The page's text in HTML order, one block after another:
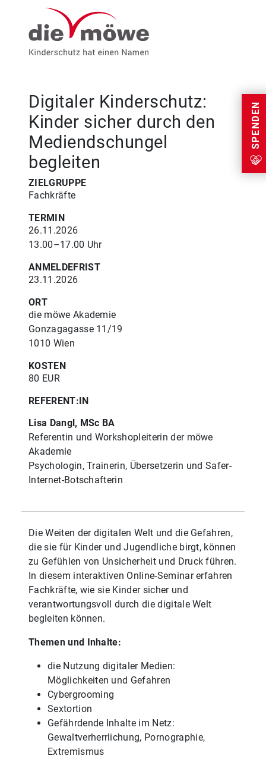
Weiter zum Inhalt
SPENDEN
Digitaler Kinderschutz:
Kinder sicher durch den
Mediendschungel
begleiten
ZIELGRUPPE
Fachkräfte
TERMIN
26.11.2026
13.00–17.00 Uhr
ANMELDEFRIST
23.11.2026
ORT
die möwe Akademie
Gonzagagasse 11/19
1010 Wien
KOSTEN
80 EUR
REFERENT:IN
Lisa Dangl, MSc BA
Referentin und Workshopleiterin der möwe
Akademie
Psychologin, Trainerin, Übersetzerin und Safer-
Internet-Botschafterin
Die Weiten der digitalen Welt und die Gefahren,
die sie für Kinder und Jugendliche birgt, können
zu Gefühlen von Unsicherheit und Druck führen.
In diesem interaktiven Online-Seminar erfahren
Fachkräfte, wie sie Kinder sicher und
verantwortungsvoll durch die digitale Welt
begleiten können.
Themen und Inhalte:
die Nutzung digitaler Medien:
Möglichkeiten und Gefahren
Cybergrooming
Sextortion
Gefährdende Inhalte im Netz:
Gewaltverherrlichung, Pornographie,
Extremismus